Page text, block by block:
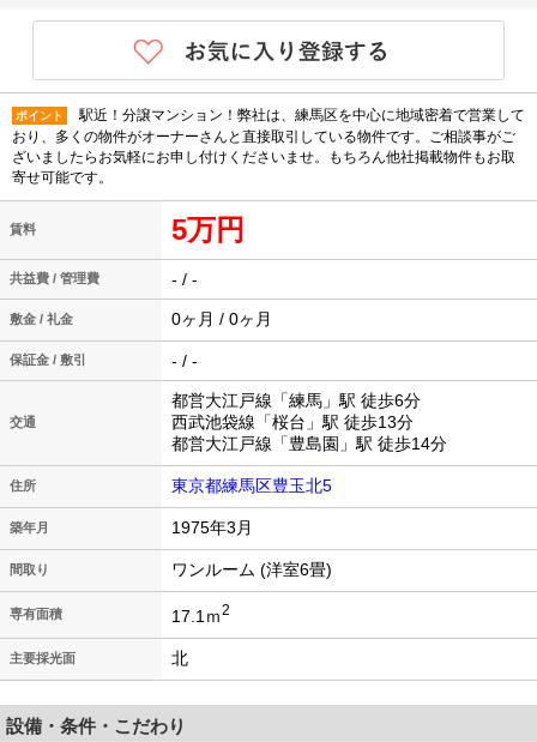
ポイント
駅近！分譲マンション！弊社は、練馬区を中心に地域密着で営業して
おり、多くの物件がオーナーさんと直接取引している物件です。ご相談事がご
ざいましたらお気軽にお申し付けくださいませ。もちろん他社掲載物件もお取
寄せ可能です。
賃料 5万円
共益費 / 管理費 - / -
敷金 / 礼金 0ヶ月 / 0ヶ月
保証金 / 敷引 - / -
交通
都営大江戸線「練馬」駅 徒歩6分
西武池袋線「桜台」駅 徒歩13分
都営大江戸線「豊島園」駅 徒歩14分
住所 東京都練馬区豊玉北5
築年月 1975年3月
間取り ワンルーム (洋室6畳)
専有面積 17.1ｍ2
主要採光面 北
設備・条件・こだわり